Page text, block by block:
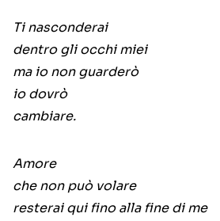
Ti nasconderai
dentro gli occhi miei
ma io non guarderò
io dovrò
cambiare.
Amore
che non può volare
resterai qui fino alla fine di me